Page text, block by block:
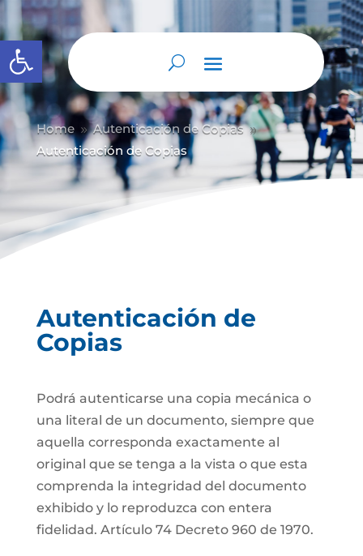
Abrir barra de herramientas
Home 9 Autenticación de Copias 9
Autenticación de Copias
Autenticación de
Copias
Podrá autenticarse una copia mecánica o
una literal de un documento, siempre que
aquella corresponda exactamente al
original que se tenga a la vista o que esta
comprenda la integridad del documento
exhibido y lo reproduzca con entera
fidelidad. Artículo 74 Decreto 960 de 1970.